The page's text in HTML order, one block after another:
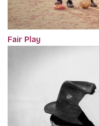
Fair Play